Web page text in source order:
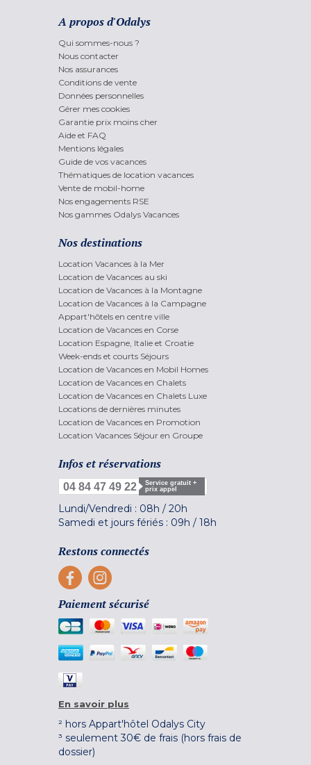
A propos d'Odalys
Qui sommes-nous ?
Nous contacter
Nos assurances
Conditions de vente
Données personnelles
Gérer mes cookies
Garantie prix moins cher
Aide et FAQ
Mentions légales
Guide de vos vacances
Thématiques de location vacances
Vente de mobil-home
Nos engagements RSE
Nos gammes Odalys Vacances
Nos destinations
Location Vacances à la Mer
Location de Vacances au ski
Location de Vacances à la Montagne
Location de Vacances à la Campagne
Appart'hôtels en centre ville
Location de Vacances en Corse
Location Espagne, Italie et Croatie
Week-ends et courts Séjours
Location de Vacances en Mobil Homes
Location de Vacances en Chalets
Location de Vacances en Chalets Luxe
Locations de dernières minutes
Location de Vacances en Promotion
Location Vacances Séjour en Groupe
Infos et réservations
04 84 47 49 22
Service gratuit +
prix appel
Lundi/Vendredi : 08h / 20h
Samedi et jours fériés : 09h / 18h
Restons connectés
Paiement sécurisé
En savoir plus
² hors Appart'hôtel Odalys City
³ seulement 30€ de frais (hors frais de
dossier)